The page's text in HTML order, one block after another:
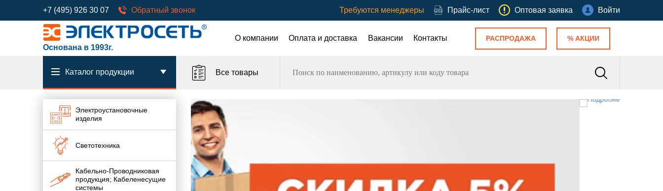
+7 (495) 926 30 07 Обратный звонок Требуются менеджеры Прайс-лист Оптовая заявка Войти
Основана в 1993г.
О компании Оплата и доставка Вакансии Контакты РАСПРОДАЖА % АКЦИИ
Каталог продукции Все товары
Электроустановочные
изделия
Светотехника
Кабельно-Проводниковая
продукция; Кабеленесущие
системы